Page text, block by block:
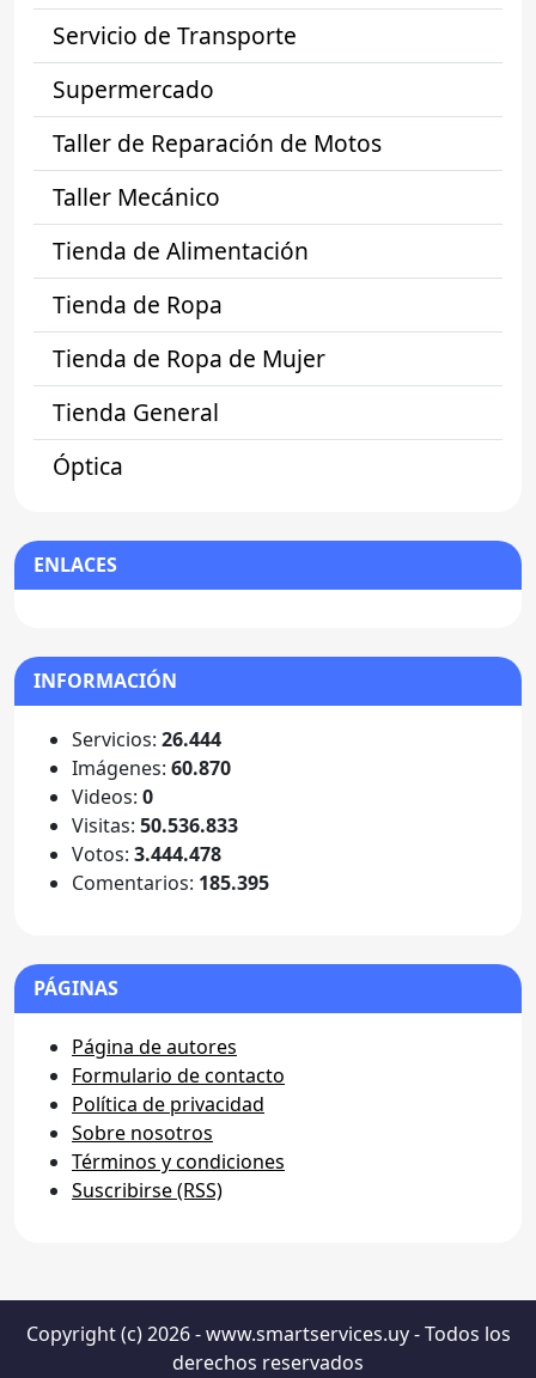
Servicio de Transporte
Supermercado
Taller de Reparación de Motos
Taller Mecánico
Tienda de Alimentación
Tienda de Ropa
Tienda de Ropa de Mujer
Tienda General
Óptica
ENLACES
INFORMACIÓN
Servicios: 26.444
Imágenes: 60.870
Videos: 0
Visitas: 50.536.833
Votos: 3.444.478
Comentarios: 185.395
PÁGINAS
Página de autores
Formulario de contacto
Política de privacidad
Sobre nosotros
Términos y condiciones
Suscribirse (RSS)
Copyright (c) 2026 - www.smartservices.uy - Todos los
derechos reservados